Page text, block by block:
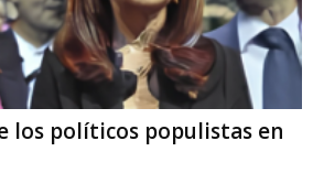
los políticos populistas en